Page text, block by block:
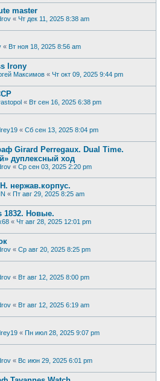
master
« Чт дек 11, 2025 8:38 am
« Вт ноя 18, 2025 8:56 am
Irony
Максимов « Чт окт 09, 2025 9:44 pm
« Вт сен 16, 2025 6:38 pm
« Сб сен 13, 2025 8:04 pm
Girard Perregaux. Dual Time.
дуплексный ход
« Ср сен 03, 2025 2:20 pm
нержав.корпус.
« Пт авг 29, 2025 8:25 am
1832. Новые.
« Чт авг 28, 2025 12:01 pm
« Ср авг 20, 2025 8:25 pm
« Вт авг 12, 2025 8:00 pm
« Вт авг 12, 2025 6:19 am
« Пн июл 28, 2025 9:07 pm
« Вс июн 29, 2025 6:01 pm